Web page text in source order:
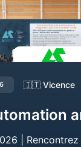
🇮🇹 Vicence
|